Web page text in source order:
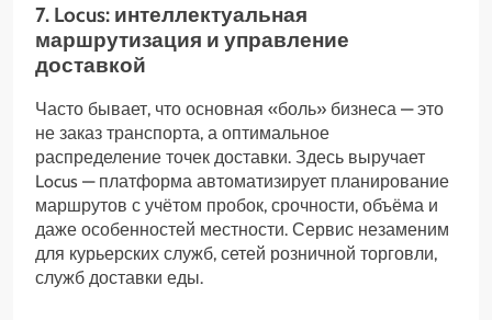
7. Locus: интеллектуальная
маршрутизация и управление
доставкой
Часто бывает, что основная «боль» бизнеса — это
не заказ транспорта, а оптимальное
распределение точек доставки. Здесь выручает
Locus — платформа автоматизирует планирование
маршрутов с учётом пробок, срочности, объёма и
даже особенностей местности. Сервис незаменим
для курьерских служб, сетей розничной торговли,
служб доставки еды.